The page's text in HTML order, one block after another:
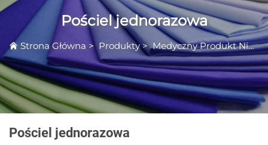
Pościel jednorazowa
Strona Główna > Produkty>Medyczny Produkt Nienaciągany
Pościel jednorazowa